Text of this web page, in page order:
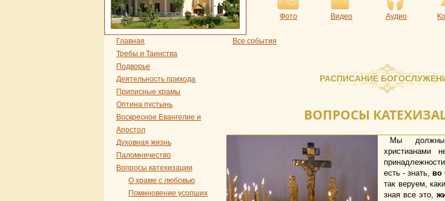
Фото Видео Аудио
Главная
Требы и Таинства
Подворье
Деятельность прихода
Приписные храмы
Оптина пустынь
Воскресное Евангелие и
Апостол
Духовная жизнь
Паломничество
Вопросы катехизации
О храме с любовью
Поминовение усопших
Все события
РАСПИСАНИЕ
ВОПРОСЫ
Мы должны
христианами
есть - знать, во
так веруем,
зная все это,